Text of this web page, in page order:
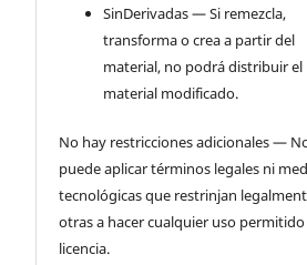
SinDerivadas — Si remezcla,
transforma o crea a partir del
material, no podrá distribuir el
material modificado.
No hay restricciones adicionales —
puede aplicar términos legales ni
tecnológicas que restrinjan
otras a hacer cualquier uso
licencia.